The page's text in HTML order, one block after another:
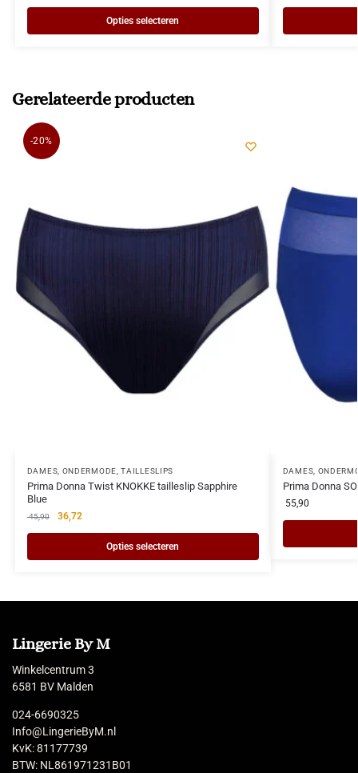
Opties selecteren
Gerelateerde producten
-20%
DAMES, ONDERMODE,TAILLESLIPS
Prima Donna Twist KNOKKE tailleslip Sapphire
Blue
45,90 36,72
Opties selecteren
DAMES,
Prima Donna
55,90
Lingerie By M
Winkelcentrum 3
6581 BV Malden
024-6690325
Info@LingerieByM.nl
KvK: 81177739
BTW: NL861971231B01